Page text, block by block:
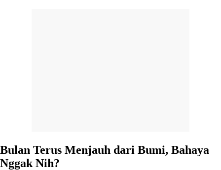
Bulan Terus Menjauh dari Bumi, Bahaya
Nggak Nih?